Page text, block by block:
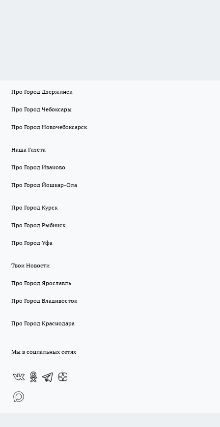
Про Город Дзержинск
Про Город Чебоксары
Про Город Новочебоксарск
Наша Газета
Про Город Иваново
Про Город Йошкар-Ола
Про Город Курск
Про Город Рыбинск
Про Город Уфа
Твои Новости
Про Город Ярославль
Про Город Владивосток
Про Город Краснодара
Мы в социальных сетях